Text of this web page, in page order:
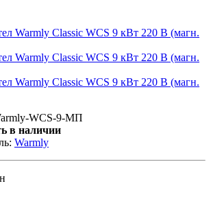
WCS-9-МП
в наличии
Warmly